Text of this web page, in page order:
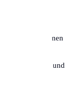
Familiennamen
Namen
von Menschen und